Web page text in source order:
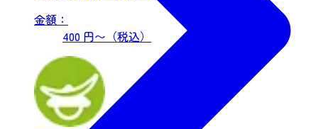
金額：
400 円〜（税込）